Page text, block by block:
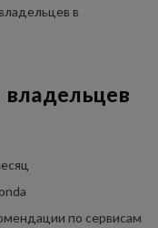
в
владельцев
по сервисам